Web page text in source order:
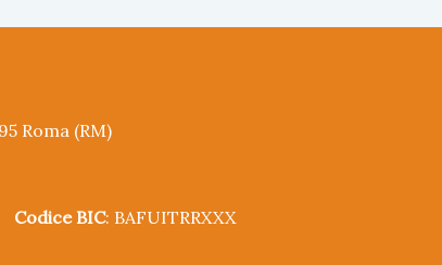
Roma (RM)
Codice BIC: BAFUITRRXXX